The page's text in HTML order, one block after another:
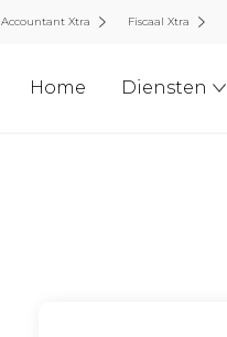
Accountant Xtra Fiscaal Xtra
Home Diensten